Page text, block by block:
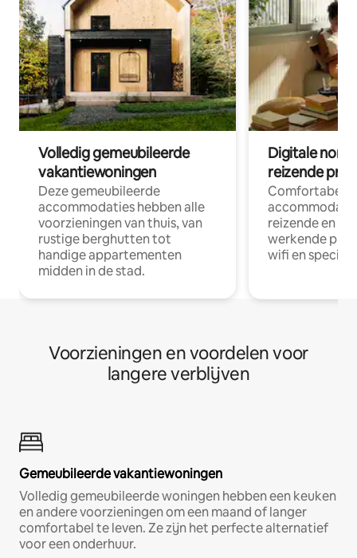
Volledig gemeubileerde
vakantiewoningen
Deze gemeubileerde
accommodaties hebben alle
voorzieningen van thuis, van
rustige berghutten tot
handige appartementen
midden in de stad.
Digitale
reizende
Comfortabele
reizende en
werkende
wifi en
Voorzieningen en voordelen voor
langere verblijven
Gemeubileerde vakantiewoningen
Volledig gemeubileerde woningen hebben een keuken
en andere voorzieningen om een maand of langer
comfortabel te leven. Ze zijn het perfecte alternatief
voor een onderhuur.